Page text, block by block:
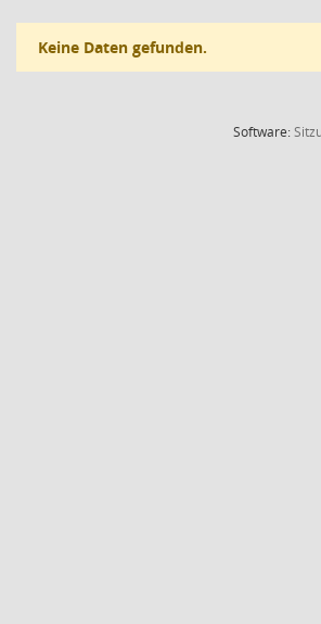
Keine Daten gefunden.
Software: